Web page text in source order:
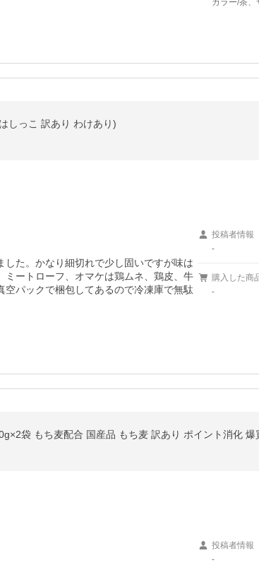
カラー/茶、
しっこ 訳あり わけあり)
た。かなり細切れで少し固いですが味は
ートローフ、オマケは鶏ムネ、鶏皮、牛
パックで梱包してあるので冷凍庫で無駄
投稿者情報
-
購入した商
-
袋 もち麦配合 国産品 もち麦 訳あり ポイント消化 爆
投稿者情報
-